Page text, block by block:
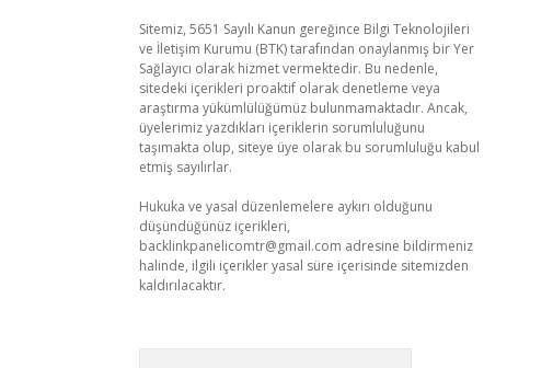
Sitemiz, 5651 Sayılı Kanun gereğince Bilgi Teknolojileri
ve İletişim Kurumu (BTK) tarafından onaylanmış bir Yer
Sağlayıcı olarak hizmet vermektedir. Bu nedenle,
sitedeki içerikleri proaktif olarak denetleme veya
araştırma yükümlülüğümüz bulunmamaktadır. Ancak,
üyelerimiz yazdıkları içeriklerin sorumluluğunu
taşımakta olup, siteye üye olarak bu sorumluluğu kabul
etmiş sayılırlar.
Hukuka ve yasal düzenlemelere aykırı olduğunu
düşündüğünüz içerikleri,
backlinkpanelicomtr@gmail.com adresine bildirmeniz
halinde, ilgili içerikler yasal süre içerisinde sitemizden
kaldırılacaktır.